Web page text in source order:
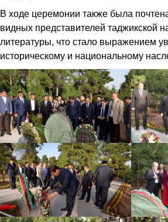
В ходе церемонии также была
видных представителей таджикской
литературы, что стало выражением
историческому и национальному